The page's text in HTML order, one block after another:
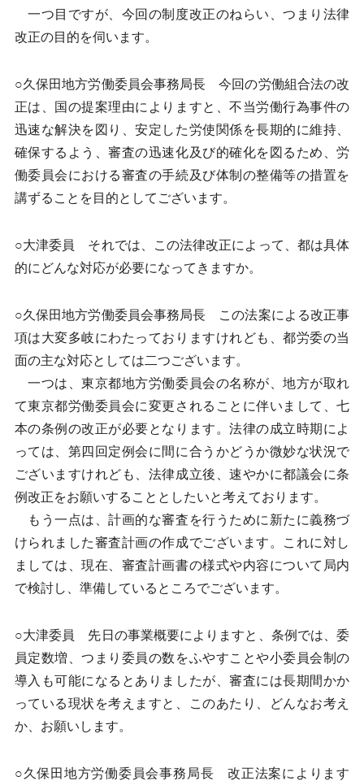
一つ目ですが、今回の制度改正のねらい、つまり法律
改正の目的を伺います。
○久保田地方労働委員会事務局長 今回の労働組合法の改
正は、国の提案理由によりますと、不当労働行為事件の
迅速な解決を図り、安定した労使関係を長期的に維持、
確保するよう、審査の迅速化及び的確化を図るため、労
働委員会における審査の手続及び体制の整備等の措置を
講ずることを目的としてございます。
○大津委員 それでは、この法律改正によって、都は具体
的にどんな対応が必要になってきますか。
○久保田地方労働委員会事務局長 この法案による改正事
項は大変多岐にわたっておりますけれども、都労委の当
面の主な対応としては二つございます。
一つは、東京都地方労働委員会の名称が、地方が取れ
て東京都労働委員会に変更されることに伴いまして、七
本の条例の改正が必要となります。法律の成立時期によ
っては、第四回定例会に間に合うかどうか微妙な状況で
ございますけれども、法律成立後、速やかに都議会に条
例改正をお願いすることとしたいと考えております。
もう一点は、計画的な審査を行うために新たに義務づ
けられました審査計画の作成でございます。これに対し
ましては、現在、審査計画書の様式や内容について局内
で検討し、準備しているところでございます。
○大津委員 先日の事業概要によりますと、条例では、委
員定数増、つまり委員の数をふやすことや小委員会制の
導入も可能になるとありましたが、審査には長期間かか
っている現状を考えますと、このあたり、どんなお考え
か、お願いします。
○久保田地方労働委員会事務局長 改正法案によります